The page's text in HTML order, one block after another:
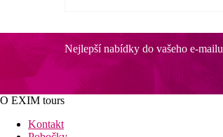
Nejlepší nabídky do vašeho e-mailu
O EXIM tours
Kontakt